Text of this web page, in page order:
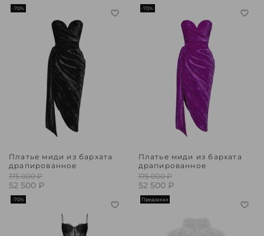
-70%
Платье миди из бархата
драпированное
175 000 ₽
52 500 ₽
-70%
Платье миди из бархата
драпированное
175 000 ₽
52 500 ₽
-70% Предзаказ